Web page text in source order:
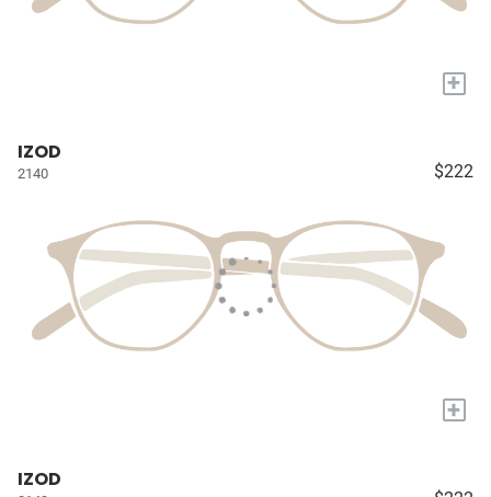
+
IZOD
2140 $222
+
IZOD